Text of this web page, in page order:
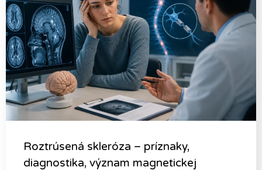
Roztrúsená skleróza – príznaky,
diagnostika, význam magnetickej